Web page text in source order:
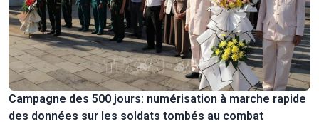
Campagne des 500 jours: numérisation à marche rapide
des données sur les soldats tombés au combat